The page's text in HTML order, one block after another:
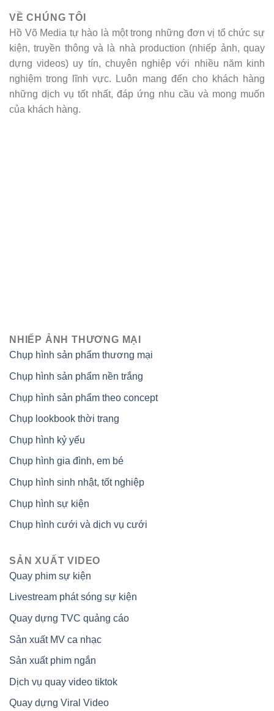
VỀ CHÚNG TÔI
Hồ Võ Media tự hào là một trong những đơn vị tổ chức sự
kiện, truyền thông và là nhà production (nhiếp ảnh, quay
dựng videos) uy tín, chuyên nghiệp với nhiều năm kinh
nghiệm trong lĩnh vực. Luôn mang đến cho khách hàng
những dịch vụ tốt nhất, đáp ứng nhu cầu và mong muốn
của khách hàng.
NHIẾP ẢNH THƯƠNG MẠI
Chụp hình sản phẩm thương mại
Chụp hình sản phẩm nền trắng
Chụp hình sản phẩm theo concept
Chụp lookbook thời trang
Chụp hình kỷ yếu
Chụp hình gia đình, em bé
Chụp hình sinh nhật, tốt nghiệp
Chụp hình sự kiện
Chụp hình cưới và dịch vụ cưới
SẢN XUẤT VIDEO
Quay phim sự kiện
Livestream phát sóng sự kiện
Quay dựng TVC quảng cáo
Sản xuất MV ca nhạc
Sản xuất phim ngắn
Dịch vụ quay video tiktok
Quay dựng Viral Video